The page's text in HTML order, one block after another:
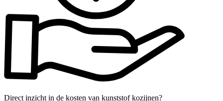
Direct inzicht in de kosten van kunststof kozijnen?